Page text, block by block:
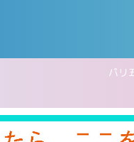
開幕